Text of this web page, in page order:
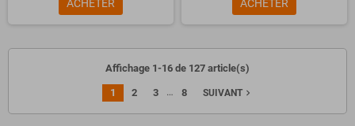
ACHETER ACHETER
Affichage 1-16 de 127 article(s)
1 2 3 … 8 SUIVANTnavigate_next